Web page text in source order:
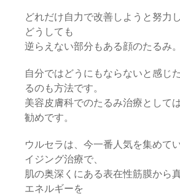
どれだけ自力で改善しようと努力
どうしても
逆らえない部分もある顔のたるみ。
自分ではどうにもならないと感じ
るのも方法です。
美容皮膚科でのたるみ治療として
勧めです。
ウルセラは、今一番人気を集めて
イジング治療で、
肌の奥深くにある表在性筋膜から
エネルギーを